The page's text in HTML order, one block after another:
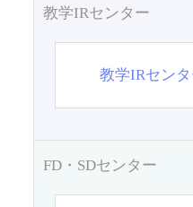
教学IRセンター
教学IRセン
FD・SDセンター